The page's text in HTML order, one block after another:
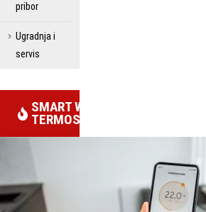
pribor
Ugradnja i
servis
SMART WIFI
TERMOSTATI